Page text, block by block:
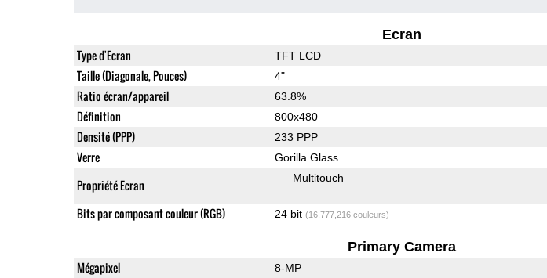
Ecran
Type d'Ecran TFT LCD
Taille (Diagonale, Pouces) 4"
Ratio écran/appareil 63.8%
Définition 800x480
Densité (PPP) 233 PPP
Verre Gorilla Glass
Propriété Ecran Multitouch
Bits par composant couleur (RGB) 24 bit (16,777,216 couleurs)
Primary Camera
Mégapixel 8-MP